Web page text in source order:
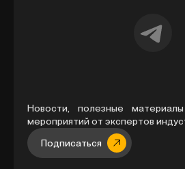
Новости, полезные
мероприятий от экспертов
Подписатьcя